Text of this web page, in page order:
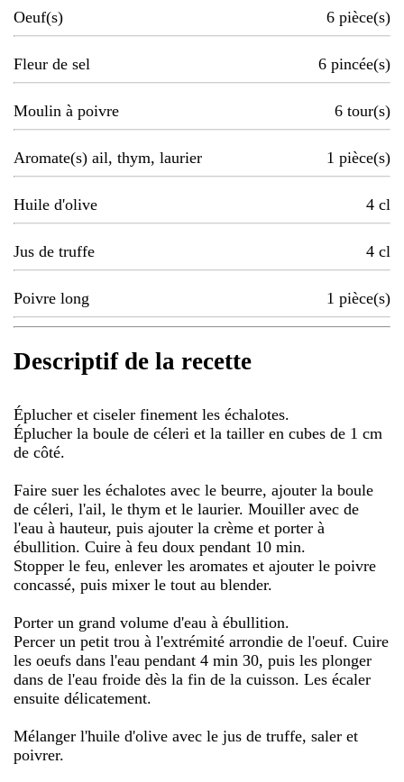
Oeuf(s) 6 pièce(s)
Fleur de sel 6 pincée(s)
Moulin à poivre 6 tour(s)
Aromate(s) ail, thym, laurier 1 pièce(s)
Huile d'olive 4 cl
Jus de truffe 4 cl
Poivre long 1 pièce(s)
Descriptif de la recette
Éplucher et ciseler finement les échalotes.
Éplucher la boule de céleri et la tailler en cubes de 1 cm
de côté.
Faire suer les échalotes avec le beurre, ajouter la boule
de céleri, l'ail, le thym et le laurier. Mouiller avec de
l'eau à hauteur, puis ajouter la crème et porter à
ébullition. Cuire à feu doux pendant 10 min.
Stopper le feu, enlever les aromates et ajouter le poivre
concassé, puis mixer le tout au blender.
Porter un grand volume d'eau à ébullition.
Percer un petit trou à l'extrémité arrondie de l'oeuf. Cuire
les oeufs dans l'eau pendant 4 min 30, puis les plonger
dans de l'eau froide dès la fin de la cuisson. Les écaler
ensuite délicatement.
Mélanger l'huile d'olive avec le jus de truffe, saler et
poivrer.